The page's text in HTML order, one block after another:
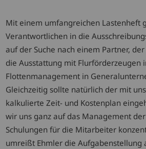
Mit einem umfangreichen Lastenheft
Verantwortlichen in die
auf der Suche nach einem Partner,
die Ausstattung mit Flurförderzeugen
Flottenmanagement in
Gleichzeitig sollte natürlich der mit
kalkulierte Zeit- und Kostenplan
wir uns ganz auf das Management
Schulungen für die Mitarbeiter
umreißt Ehmler die Aufgabenstellung